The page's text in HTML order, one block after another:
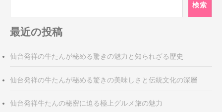
ョ
ン
検索
最近の投稿
仙台発祥の牛たんが秘める驚きの魅力と知られざる歴史
仙台発祥の牛たんが秘める驚きの美味しさと伝統文化の深層
仙台発祥牛たんの秘密に迫る極上グルメ旅の魅力